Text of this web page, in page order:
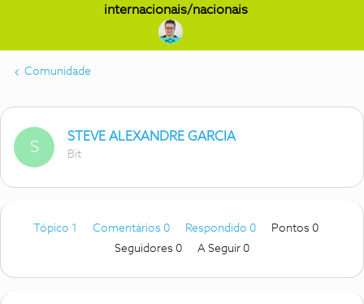
internacionais/nacionais
Comunidade
S
STEVE ALEXANDRE GARCIA
Bit
Tópico 1 Comentários 0 Respondido 0
Pontos 0
Seguidores 0 A Seguir 0